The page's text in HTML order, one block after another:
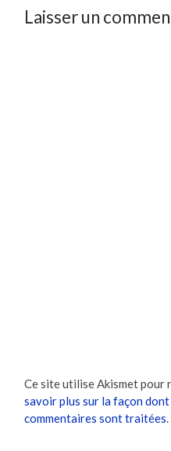
Laisser un
Ce site utilise Akismet pour
savoir plus sur la façon dont
commentaires sont traitées.